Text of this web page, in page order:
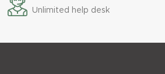
Unlimited help desk